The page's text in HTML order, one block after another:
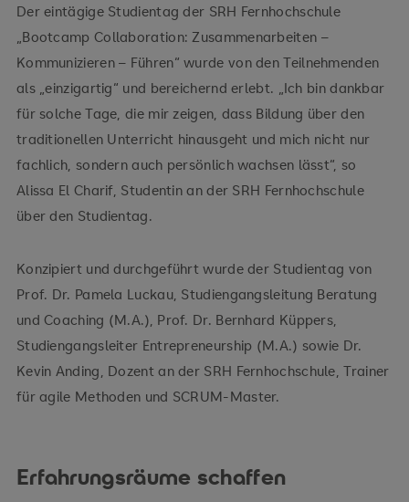
Der eintägige Studientag der SRH Fernhochschule
„Bootcamp Collaboration: Zusammenarbeiten –
Kommunizieren – Führen“ wurde von den Teilnehmenden
als „einzigartig“ und bereichernd erlebt. „Ich bin dankbar
für solche Tage, die mir zeigen, dass Bildung über den
traditionellen Unterricht hinausgeht und mich nicht nur
fachlich, sondern auch persönlich wachsen lässt“, so
Alissa El Charif, Studentin an der SRH Fernhochschule
über den Studientag.
Konzipiert und durchgeführt wurde der Studientag von
Prof. Dr. Pamela Luckau, Studiengangsleitung Beratung
und Coaching (M.A.), Prof. Dr. Bernhard Küppers,
Studiengangsleiter Entrepreneurship (M.A.) sowie Dr.
Kevin Anding, Dozent an der SRH Fernhochschule, Trainer
für agile Methoden und SCRUM-Master.
Erfahrungsräume schaffen